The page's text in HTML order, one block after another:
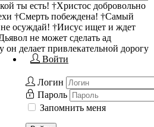
ты есть! †Христос добровольно
†Смерть побеждена! †Самый
осуждай! †Иисус ищет и ждет
не может сделать ад
делает привлекательной дорогу
Войти
Логин
Пароль
Запомнить меня